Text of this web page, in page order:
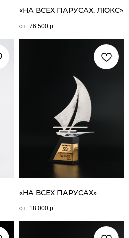
«НА ВСЕХ ПАРУСАХ. ЛЮКС»
76 500 р.
«НА ВСЕХ ПАРУСАХ»
18 000 р.